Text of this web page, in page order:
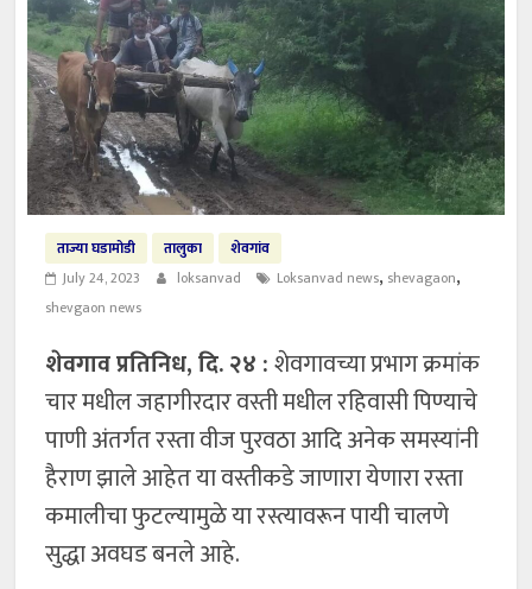
ताज्या घडामोडी तालुका
शेवगांव
July 24, 2023
loksanvad Loksanvad news, shevagaon,
shevgaon news
शेवगाव प्रतिनिध, दि. २४ :शेवगावच्या प्रभाग क्रमांक
चार मधील जहागीरदार वस्ती मधील रहिवासी पिण्याचे
पाणी अंतर्गत रस्ता वीज पुरवठा आदि अनेक समस्यांनी
हैराण झाले आहेत या वस्तीकडे जाणारा येणारा रस्ता
कमालीचा फुटल्यामुळे या रस्त्यावरून पायी चालणे
सुद्धा अवघड बनले आहे.